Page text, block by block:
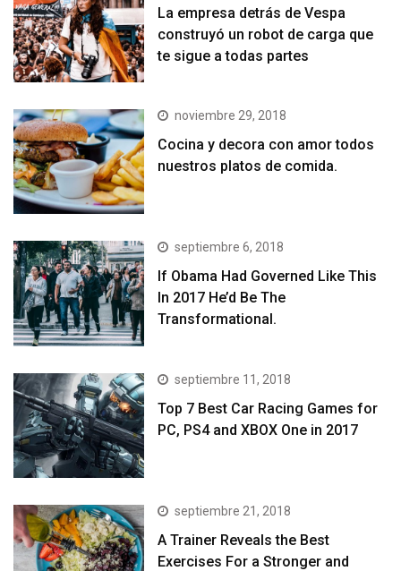
La empresa detrás de Vespa
construyó un robot de carga que
te sigue a todas partes
noviembre 29, 2018
Cocina y decora con amor todos
nuestros platos de comida.
septiembre 6, 2018
If Obama Had Governed Like This
In 2017 He’d Be The
Transformational.
septiembre 11, 2018
Top 7 Best Car Racing Games for
PC, PS4 and XBOX One in 2017
septiembre 21, 2018
A Trainer Reveals the Best
Exercises For a Stronger and